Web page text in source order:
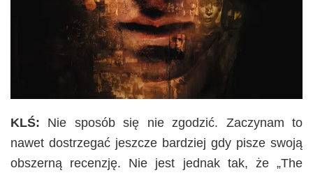
KLŚ: Nie sposób się nie zgodzić. Zaczynam to
nawet dostrzegać jeszcze bardziej gdy pisze swoją
obszerną recenzję. Nie jest jednak tak, że „The